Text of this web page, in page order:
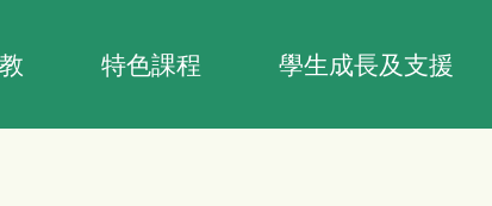
特色課程 學生成長及支援